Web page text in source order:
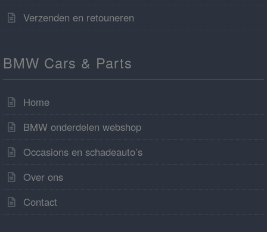
Verzenden en retouneren
BMW Cars & Parts
Home
BMW onderdelen webshop
Occasions en schadeauto’s
Over ons
Contact